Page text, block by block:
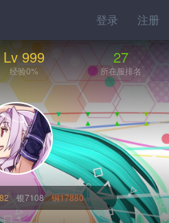
登录 注册
Lv 999
经验0%
27
所在服排名
银7108 铜17880